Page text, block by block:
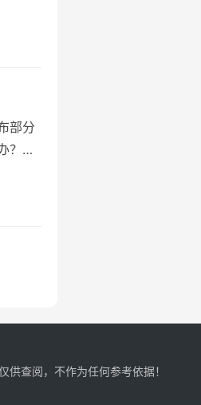
部分
？别
供查阅，不作为任何参考依据！